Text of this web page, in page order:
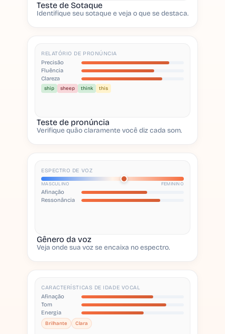
Teste de Sotaque
Identifique seu sotaque e veja o que se destaca.
RELATÓRIO DE PRONÚNCIA
Precisão
Fluência
Clareza
ship sheep think this
Teste de pronúncia
Verifique quão claramente você diz cada som.
ESPECTRO DE VOZ
MASCULINO FEMININO
Afinação
Ressonância
Gênero da voz
Veja onde sua voz se encaixa no espectro.
CARACTERÍSTICAS DE IDADE VOCAL
Afinação
Tom
Energia
Brilhante Clara